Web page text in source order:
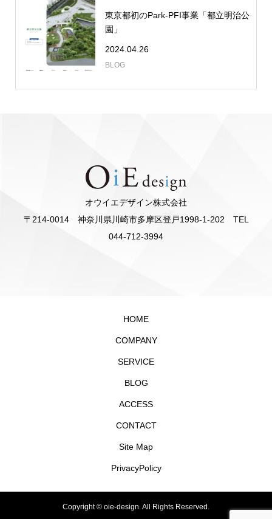
東京都初のPark-PFI事業「都立明治公
園」
2024.04.26
BLOG
オウイエデザイン株式会社
〒214-0014 神奈川県川崎市多摩区登戸1998-1-202 TEL
044-712-3994
HOME
COMPANY
SERVICE
BLOG
ACCESS
CONTACT
Site Map
PrivacyPolicy
Copyright © oie-design. All Rights Reserved.